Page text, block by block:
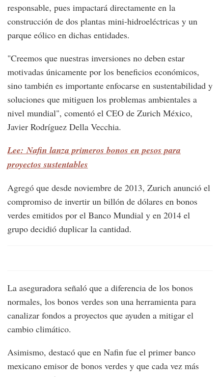
responsable, pues impactará directamente en la
construcción de dos plantas mini-hidroeléctricas y un
parque eólico en dichas entidades.
"Creemos que nuestras inversiones no deben estar
motivadas únicamente por los beneficios económicos,
sino también es importante enfocarse en sustentabilidad y
soluciones que mitiguen los problemas ambientales a
nivel mundial", comentó el CEO de Zurich México,
Javier Rodríguez Della Vecchia.
Lee: Nafin lanza primeros bonos en pesos para
proyectos sustentables
Agregó que desde noviembre de 2013, Zurich anunció el
compromiso de invertir un billón de dólares en bonos
verdes emitidos por el Banco Mundial y en 2014 el
grupo decidió duplicar la cantidad.
La aseguradora señaló que a diferencia de los bonos
normales, los bonos verdes son una herramienta para
canalizar fondos a proyectos que ayuden a mitigar el
cambio climático.
Asimismo, destacó que en Nafin fue el primer banco
mexicano emisor de bonos verdes y que cada vez más